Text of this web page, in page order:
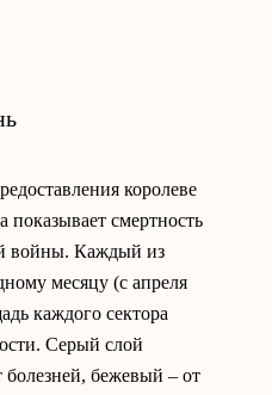
королеве
смертность
войны. Каждый из
месяцу (с апреля
каждого сектора
Серый слой
болезней, бежевый – от